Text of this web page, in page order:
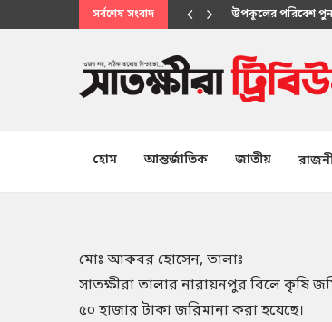
সর্বশেষ সংবাদ মানবিক সেবায়
হোম আন্তর্জাতিক জাতীয়
মোঃ আকবর হোসেন, তালাঃ
সাতক্ষীরা তালার নারায়নপুর বিলে কৃষি
৫০ হাজার টাকা জরিমানা করা হয়েছে।